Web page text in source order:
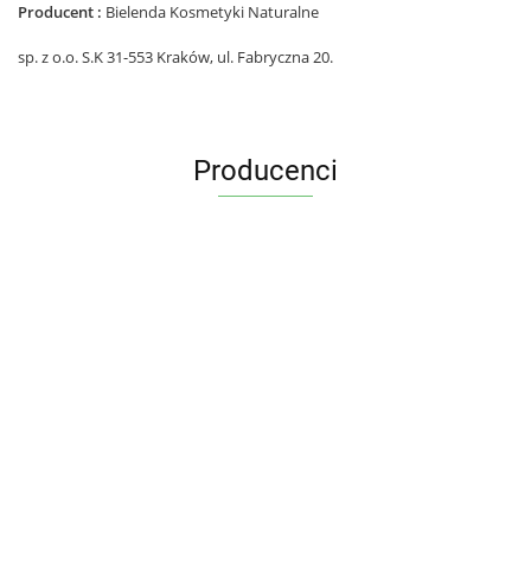
Producent : Bielenda Kosmetyki Naturalne
sp. z o.o. S.K 31-553 Kraków, ul. Fabryczna 20.
Producenci